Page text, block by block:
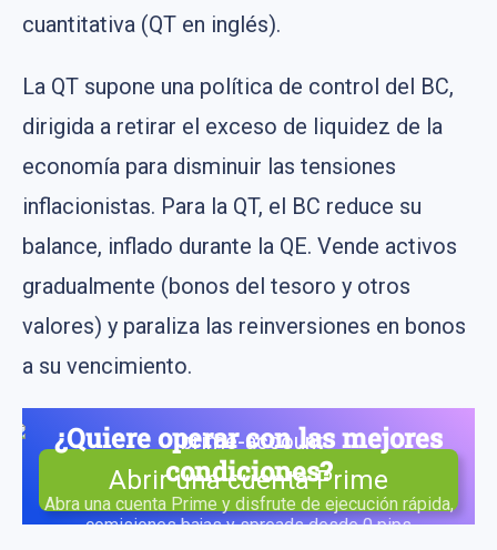
cuantitativa (QT en inglés).
La QT supone una política de control del BC,
dirigida a retirar el exceso de liquidez de la
economía para disminuir las tensiones
inflacionistas. Para la QT, el BC reduce su
balance, inflado durante la QE. Vende activos
gradualmente (bonos del tesoro y otros
valores) y paraliza las reinversiones en bonos
a su vencimiento.
¿Quiere operar con las mejores
condiciones?
Abra una cuenta Prime y disfrute de ejecución rápida,
comisiones bajas y spreads desde 0 pips
Abrir una cuenta Prime